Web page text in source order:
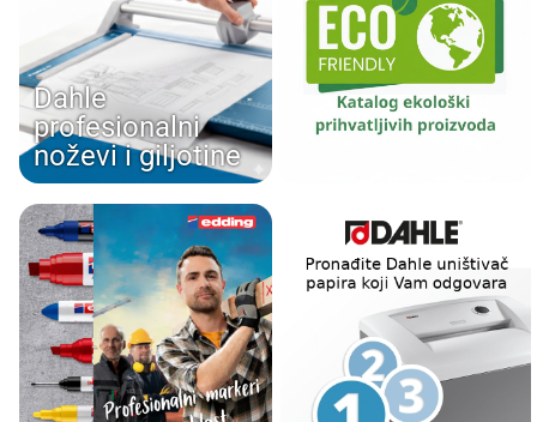
Dahle
profesionalni
noževi i giljotine